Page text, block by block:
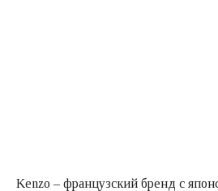
Kenzo – французский бренд с